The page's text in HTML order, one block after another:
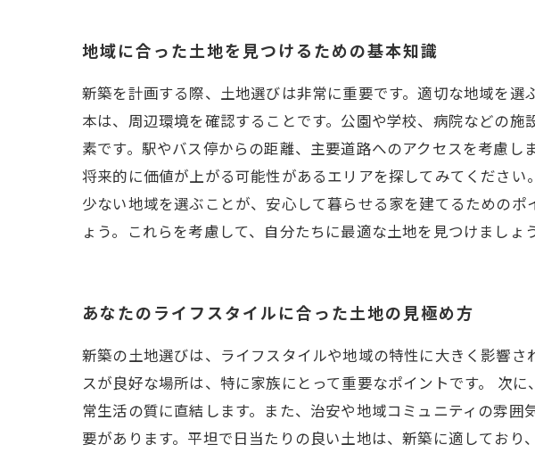
地域に合った土地を見つけるための基本知識
新築を計画する際、土地選びは非常に重要です。適切な地域を
本は、周辺環境を確認することです。公園や学校、病院などの
素です。駅やバス停からの距離、主要道路へのアクセスを考慮し
将来的に価値が上がる可能性があるエリアを探してみてくださ
少ない地域を選ぶことが、安心して暮らせる家を建てるための
ょう。これらを考慮して、自分たちに最適な土地を見つけましょう
あなたのライフスタイルに合った土地の見極め方
新築の土地選びは、ライフスタイルや地域の特性に大きく影響
スが良好な場所は、特に家族にとって重要なポイントです。 次
常生活の質に直結します。また、治安や地域コミュニティの雰
要があります。平坦で日当たりの良い土地は、新築に適してお